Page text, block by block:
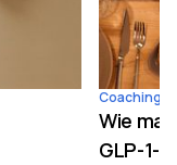
Coaching
Wie
GLP-1-